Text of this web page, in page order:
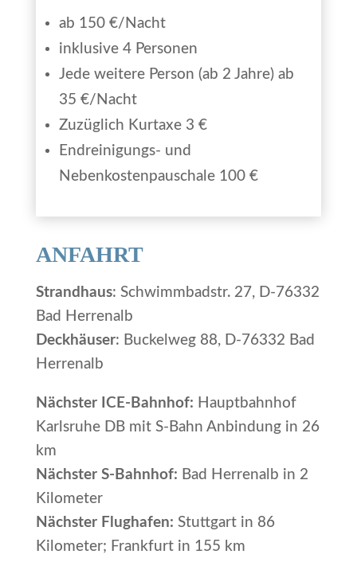
ab 150 €/Nacht
inklusive 4 Personen
Jede weitere Person (ab 2 Jahre) ab
35 €/Nacht
Zuzüglich Kurtaxe 3 €
Endreinigungs- und
Nebenkostenpauschale 100 €
ANFAHRT
Strandhaus: Schwimmbadstr. 27, D-76332
Bad Herrenalb
Deckhäuser: Buckelweg 88, D-76332 Bad
Herrenalb
Nächster ICE-Bahnhof: Hauptbahnhof
Karlsruhe DB mit S-Bahn Anbindung in 26
km
Nächster S-Bahnhof: Bad Herrenalb in 2
Kilometer
Nächster Flughafen: Stuttgart in 86
Kilometer; Frankfurt in 155 km